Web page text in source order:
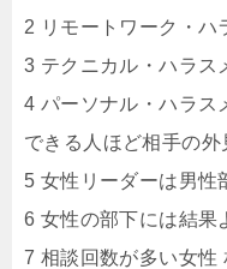
2 リモートワーク・ハ
3 テクニカル・ハラス
4 パーソナル・ハラス
できる人ほど相手の外
5 女性リーダーは男性
6 女性の部下には結果
7 相談回数が多い女性